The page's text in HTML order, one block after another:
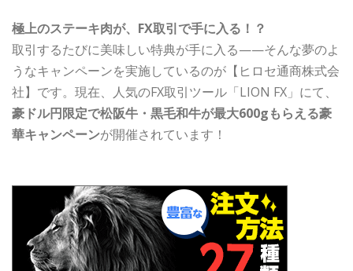
極上のステーキ肉が、FX取引で手に入る！？
取引するたびに美味しい特典が手に入る——そんな夢のよ
うなキャンペーンを実施しているのが【ヒロセ通商株式会
社】です。現在、人気のFX取引ツール「LION FX」にて、
豪ドル円限定で松阪牛・黒毛和牛が最大600gもらえる豪
華キャンペーンが開催されています！